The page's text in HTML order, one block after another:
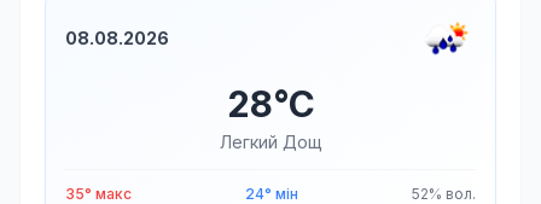
08.08.2026
28°C
Легкий Дощ
35° макс 24° мін 52% вол.